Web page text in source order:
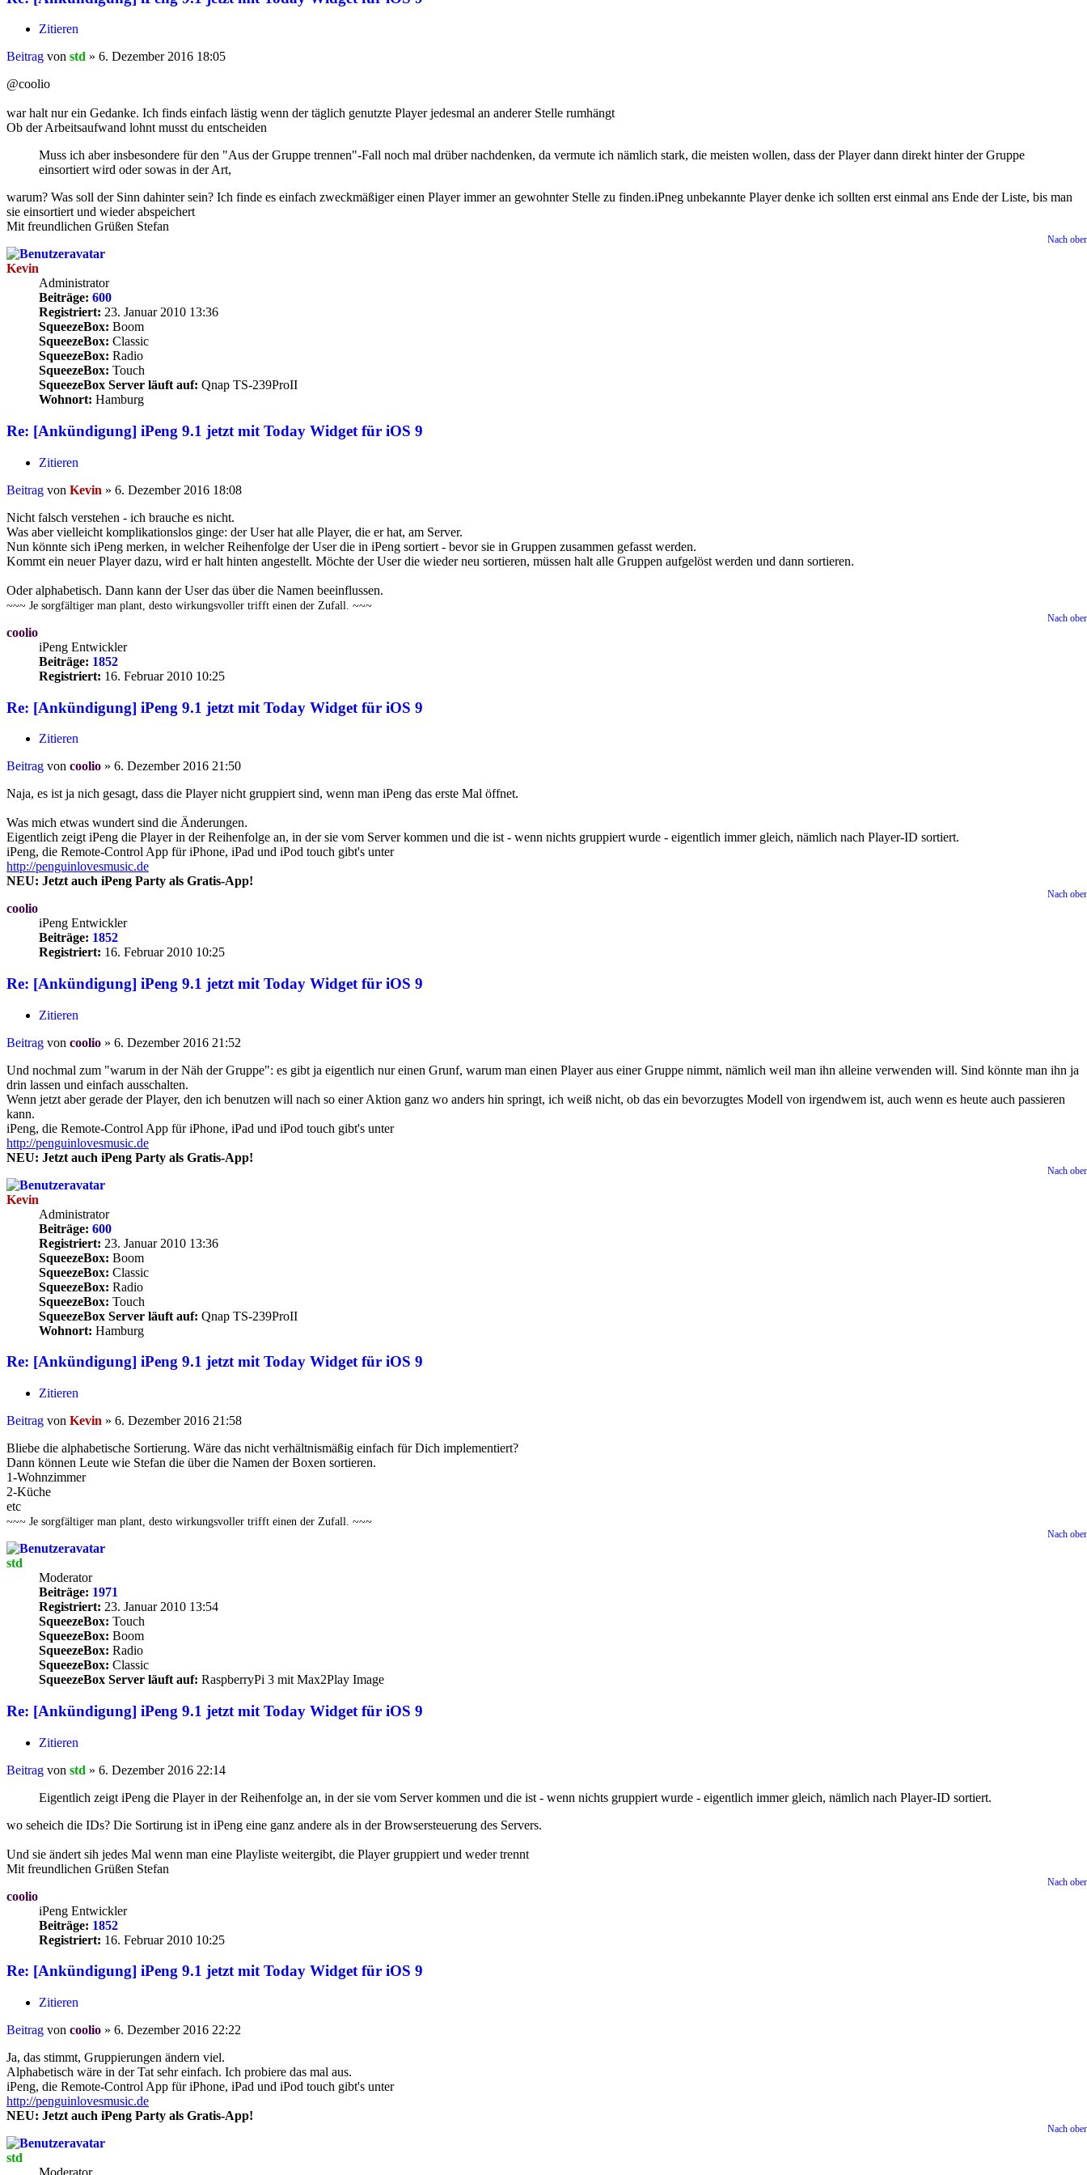
Zitieren
Beitrag von std » 6. Dezember 2016 18:05
@coolio
war halt nur ein Gedanke. Ich finds einfach lästig wenn der täglich genutzte Player jedesmal an anderer Stelle rumhängt
Ob der Arbeitsaufwand lohnt musst du entscheiden
Muss ich aber insbesondere für den "Aus der Gruppe trennen"-Fall noch mal drüber nachdenken, da vermute ich nämlich stark, die meisten wollen, dass der Player dann direkt hinter der Gruppe
einsortiert wird oder sowas in der Art,
warum? Was soll der Sinn dahinter sein? Ich finde es einfach zweckmäßiger einen Player immer an gewohnter Stelle zu finden.iPneg unbekannte Player denke ich sollten erst einmal ans Ende der Liste, bis man
sie einsortiert und wieder abspeichert
Mit freundlichen Grüßen Stefan
Nach
Kevin
Administrator
Beiträge: 600
Registriert: 23. Januar 2010 13:36
SqueezeBox: Boom
SqueezeBox: Classic
SqueezeBox: Radio
SqueezeBox: Touch
SqueezeBox Server läuft auf: Qnap TS-239ProII
Wohnort: Hamburg
Re: [Ankündigung] iPeng 9.1 jetzt mit Today Widget für iOS 9
Zitieren
Beitrag von Kevin » 6. Dezember 2016 18:08
Nicht falsch verstehen - ich brauche es nicht.
Was aber vielleicht komplikationslos ginge: der User hat alle Player, die er hat, am Server.
Nun könnte sich iPeng merken, in welcher Reihenfolge der User die in iPeng sortiert - bevor sie in Gruppen zusammen gefasst werden.
Kommt ein neuer Player dazu, wird er halt hinten angestellt. Möchte der User die wieder neu sortieren, müssen halt alle Gruppen aufgelöst werden und dann sortieren.
Oder alphabetisch. Dann kann der User das über die Namen beeinflussen.
~~~ Je sorgfältiger man plant, desto wirkungsvoller trifft einen der Zufall. ~~~
Nach
coolio
iPeng Entwickler
Beiträge: 1852
Registriert: 16. Februar 2010 10:25
Re: [Ankündigung] iPeng 9.1 jetzt mit Today Widget für iOS 9
Zitieren
Beitrag von coolio » 6. Dezember 2016 21:50
Naja, es ist ja nich gesagt, dass die Player nicht gruppiert sind, wenn man iPeng das erste Mal öffnet.
Was mich etwas wundert sind die Änderungen.
Eigentlich zeigt iPeng die Player in der Reihenfolge an, in der sie vom Server kommen und die ist - wenn nichts gruppiert wurde - eigentlich immer gleich, nämlich nach Player-ID sortiert.
iPeng, die Remote-Control App für iPhone, iPad und iPod touch gibt's unter
http://penguinlovesmusic.de
NEU: Jetzt auch iPeng Party als Gratis-App!
Nach
coolio
iPeng Entwickler
Beiträge: 1852
Registriert: 16. Februar 2010 10:25
Re: [Ankündigung] iPeng 9.1 jetzt mit Today Widget für iOS 9
Zitieren
Beitrag von coolio » 6. Dezember 2016 21:52
Und nochmal zum "warum in der Näh der Gruppe": es gibt ja eigentlich nur einen Grunf, warum man einen Player aus einer Gruppe nimmt, nämlich weil man ihn alleine verwenden will. Sind könnte man ihn ja
drin lassen und einfach ausschalten.
Wenn jetzt aber gerade der Player, den ich benutzen will nach so einer Aktion ganz wo anders hin springt, ich weiß nicht, ob das ein bevorzugtes Modell von irgendwem ist, auch wenn es heute auch passieren
kann.
iPeng, die Remote-Control App für iPhone, iPad und iPod touch gibt's unter
http://penguinlovesmusic.de
NEU: Jetzt auch iPeng Party als Gratis-App!
Nach
Kevin
Administrator
Beiträge: 600
Registriert: 23. Januar 2010 13:36
SqueezeBox: Boom
SqueezeBox: Classic
SqueezeBox: Radio
SqueezeBox: Touch
SqueezeBox Server läuft auf: Qnap TS-239ProII
Wohnort: Hamburg
Re: [Ankündigung] iPeng 9.1 jetzt mit Today Widget für iOS 9
Zitieren
Beitrag von Kevin » 6. Dezember 2016 21:58
Bliebe die alphabetische Sortierung. Wäre das nicht verhältnismäßig einfach für Dich implementiert?
Dann können Leute wie Stefan die über die Namen der Boxen sortieren.
1-Wohnzimmer
2-Küche
etc
~~~ Je sorgfältiger man plant, desto wirkungsvoller trifft einen der Zufall. ~~~
Nach
std
Moderator
Beiträge: 1971
Registriert: 23. Januar 2010 13:54
SqueezeBox: Touch
SqueezeBox: Boom
SqueezeBox: Radio
SqueezeBox: Classic
SqueezeBox Server läuft auf: RaspberryPi 3 mit Max2Play Image
Re: [Ankündigung] iPeng 9.1 jetzt mit Today Widget für iOS 9
Zitieren
Beitrag von std » 6. Dezember 2016 22:14
Eigentlich zeigt iPeng die Player in der Reihenfolge an, in der sie vom Server kommen und die ist - wenn nichts gruppiert wurde - eigentlich immer gleich, nämlich nach Player-ID sortiert.
wo seheich die IDs? Die Sortirung ist in iPeng eine ganz andere als in der Browsersteuerung des Servers.
Und sie ändert sih jedes Mal wenn man eine Playliste weitergibt, die Player gruppiert und weder trennt
Mit freundlichen Grüßen Stefan
Nach
coolio
iPeng Entwickler
Beiträge: 1852
Registriert: 16. Februar 2010 10:25
Re: [Ankündigung] iPeng 9.1 jetzt mit Today Widget für iOS 9
Zitieren
Beitrag von coolio » 6. Dezember 2016 22:22
Ja, das stimmt, Gruppierungen ändern viel.
Alphabetisch wäre in der Tat sehr einfach. Ich probiere das mal aus.
iPeng, die Remote-Control App für iPhone, iPad und iPod touch gibt's unter
http://penguinlovesmusic.de
NEU: Jetzt auch iPeng Party als Gratis-App!
Nach
std
Moderator